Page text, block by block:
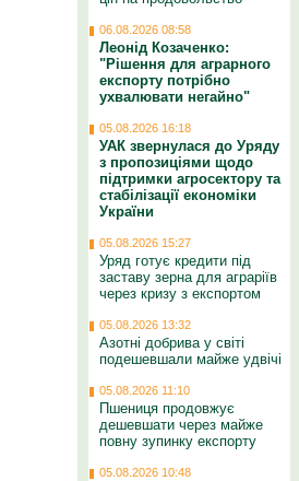
06.08.2026 08:58
Леонід Козаченко:
"Рішення для аграрного
експорту потрібно
ухвалювати негайно"
05.08.2026 16:18
УАК звернулася до Уряду
з пропозиціями щодо
підтримки агросектору та
стабілізації економіки
України
05.08.2026 15:27
Уряд готує кредити під
заставу зерна для аграріїв
через кризу з експортом
05.08.2026 13:32
Азотні добрива у світі
подешевшали майже удвічі
05.08.2026 11:10
Пшениця продовжує
дешевшати через майже
повну зупинку експорту
05.08.2026 10:48